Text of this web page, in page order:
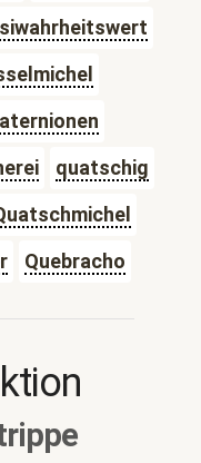
quatschig
Quebracho